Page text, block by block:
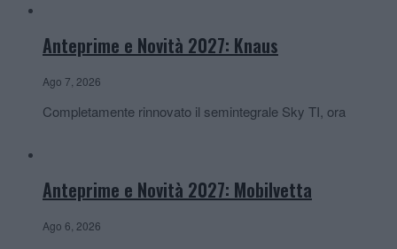
Anteprime e Novità 2027: Knaus
Ago 7, 2026
Completamente rinnovato il semintegrale Sky TI, ora
Anteprime e Novità 2027: Mobilvetta
Ago 6, 2026